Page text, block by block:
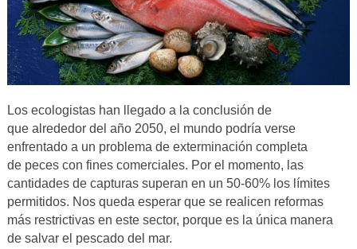
Los ecologistas han llegado a la conclusión de
que alrededor del año 2050, el mundo podría verse
enfrentado a un problema de exterminación completa
de peces con fines comerciales. Por el momento, las
cantidades de capturas superan en un 50-60% los límites
permitidos. Nos queda esperar que se realicen reformas
más restrictivas en este sector, porque es la única manera
de salvar el pescado del mar.